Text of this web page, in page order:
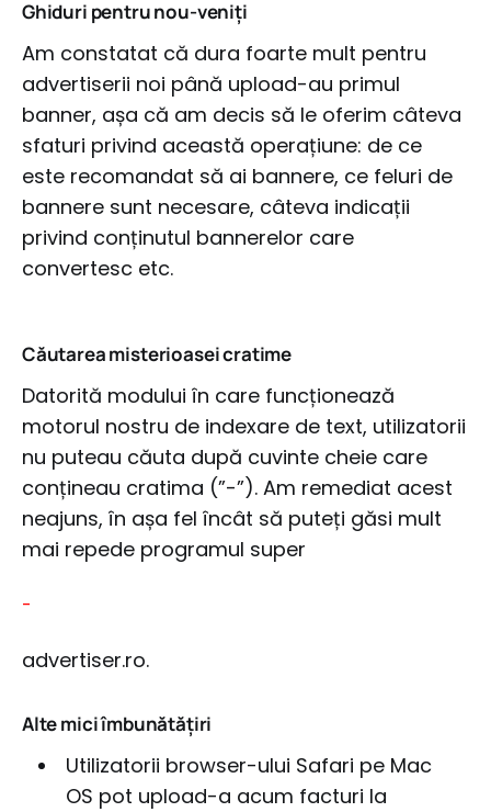
Ghiduri pentru nou-veniți
Am constatat că dura foarte mult pentru
advertiserii noi până upload-au primul
banner, așa că am decis să le oferim câteva
sfaturi privind această operațiune: de ce
este recomandat să ai bannere, ce feluri de
bannere sunt necesare, câteva indicații
privind conținutul bannerelor care
convertesc etc.
Căutarea misterioasei cratime
Datorită modului în care funcționează
motorul nostru de indexare de text, utilizatorii
nu puteau căuta după cuvinte cheie care
conțineau cratima (”-”). Am remediat acest
neajuns, în așa fel încât să puteți găsi mult
mai repede programul super
-
advertiser.ro.
Alte mici îmbunătățiri
Utilizatorii browser-ului Safari pe Mac
OS pot upload-a acum facturi la